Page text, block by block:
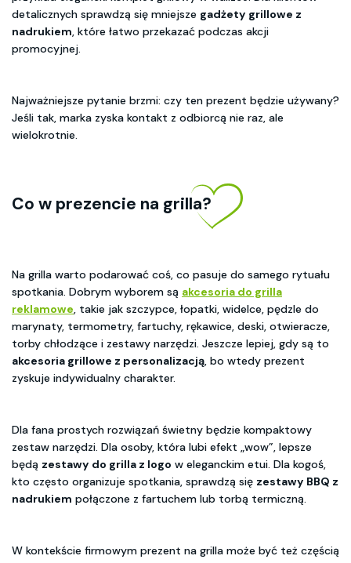
detalicznych sprawdzą się mniejsze gadżety grillowe z
nadrukiem, które łatwo przekazać podczas akcji
promocyjnej.
Najważniejsze pytanie brzmi: czy ten prezent będzie używany?
Jeśli tak, marka zyska kontakt z odbiorcą nie raz, ale
wielokrotnie.
Co w prezencie na grilla?
Na grilla warto podarować coś, co pasuje do samego rytuału
spotkania. Dobrym wyborem są akcesoria do grilla
reklamowe, takie jak szczypce, łopatki, widelce, pędzle do
marynaty, termometry, fartuchy, rękawice, deski, otwieracze,
torby chłodzące i zestawy narzędzi. Jeszcze lepiej, gdy są to
akcesoria grillowe z personalizacją, bo wtedy prezent
zyskuje indywidualny charakter.
Dla fana prostych rozwiązań świetny będzie kompaktowy
zestaw narzędzi. Dla osoby, która lubi efekt „wow”, lepsze
będą zestawy do grilla z logo w eleganckim etui. Dla kogoś,
kto często organizuje spotkania, sprawdzą się zestawy BBQ z
nadrukiem połączone z fartuchem lub torbą termiczną.
W kontekście firmowym prezent na grilla może być też częścią